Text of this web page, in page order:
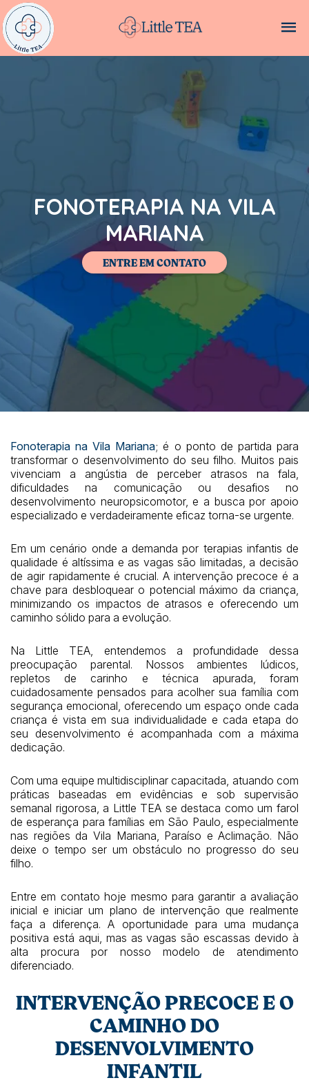
FONOTERAPIA NA VILA
MARIANA
ENTRE EM CONTATO
Fonoterapia na Vila Mariana; é o ponto de partida para
transformar o desenvolvimento do seu filho. Muitos pais
vivenciam a angústia de perceber atrasos na fala,
dificuldades na comunicação ou desafios no
desenvolvimento neuropsicomotor, e a busca por apoio
especializado e verdadeiramente eficaz torna-se urgente.
Em um cenário onde a demanda por terapias infantis de
qualidade é altíssima e as vagas são limitadas, a decisão
de agir rapidamente é crucial. A intervenção precoce é a
chave para desbloquear o potencial máximo da criança,
minimizando os impactos de atrasos e oferecendo um
caminho sólido para a evolução.
Na Little TEA, entendemos a profundidade dessa
preocupação parental. Nossos ambientes lúdicos,
repletos de carinho e técnica apurada, foram
cuidadosamente pensados para acolher sua família com
segurança emocional, oferecendo um espaço onde cada
criança é vista em sua individualidade e cada etapa do
seu desenvolvimento é acompanhada com a máxima
dedicação.
Com uma equipe multidisciplinar capacitada, atuando com
práticas baseadas em evidências e sob supervisão
semanal rigorosa, a Little TEA se destaca como um farol
de esperança para famílias em São Paulo, especialmente
nas regiões da Vila Mariana, Paraíso e Aclimação. Não
deixe o tempo ser um obstáculo no progresso do seu
filho.
Entre em contato hoje mesmo para garantir a avaliação
inicial e iniciar um plano de intervenção que realmente
faça a diferença. A oportunidade para uma mudança
positiva está aqui, mas as vagas são escassas devido à
alta procura por nosso modelo de atendimento
diferenciado.
INTERVENÇÃO PRECOCE E O
CAMINHO DO
DESENVOLVIMENTO
INFANTIL